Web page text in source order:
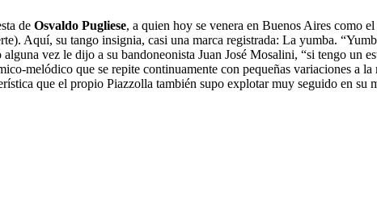
de Osvaldo Pugliese, a quien hoy se venera en Buenos Aires como
Aquí, su tango insignia, casi una marca registrada: La yumba.
vez le dijo a su bandoneonista Juan José Mosalini, “si tengo un
melódico que se repite continuamente con pequeñas variaciones a la
que el propio Piazzolla también supo explotar muy seguido en su